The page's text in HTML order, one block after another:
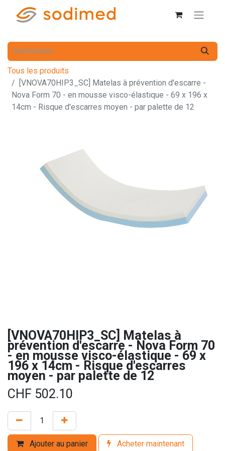
Tous les produits
[VNOVA70HIP3_SC] Matelas à prévention d'escarre -
Nova Form 70 - en mousse visco-élastique - 69 x 196 x
14cm - Risque d'escarres moyen - par palette de 12
[VNOVA70HIP3_SC] Matelas à
prévention d'escarre - Nova Form 70
- en mousse visco-élastique - 69 x
196 x 14cm - Risque d'escarres
moyen - par palette de 12
CHF 502.10
Ajouter au panier Acheter maintenant